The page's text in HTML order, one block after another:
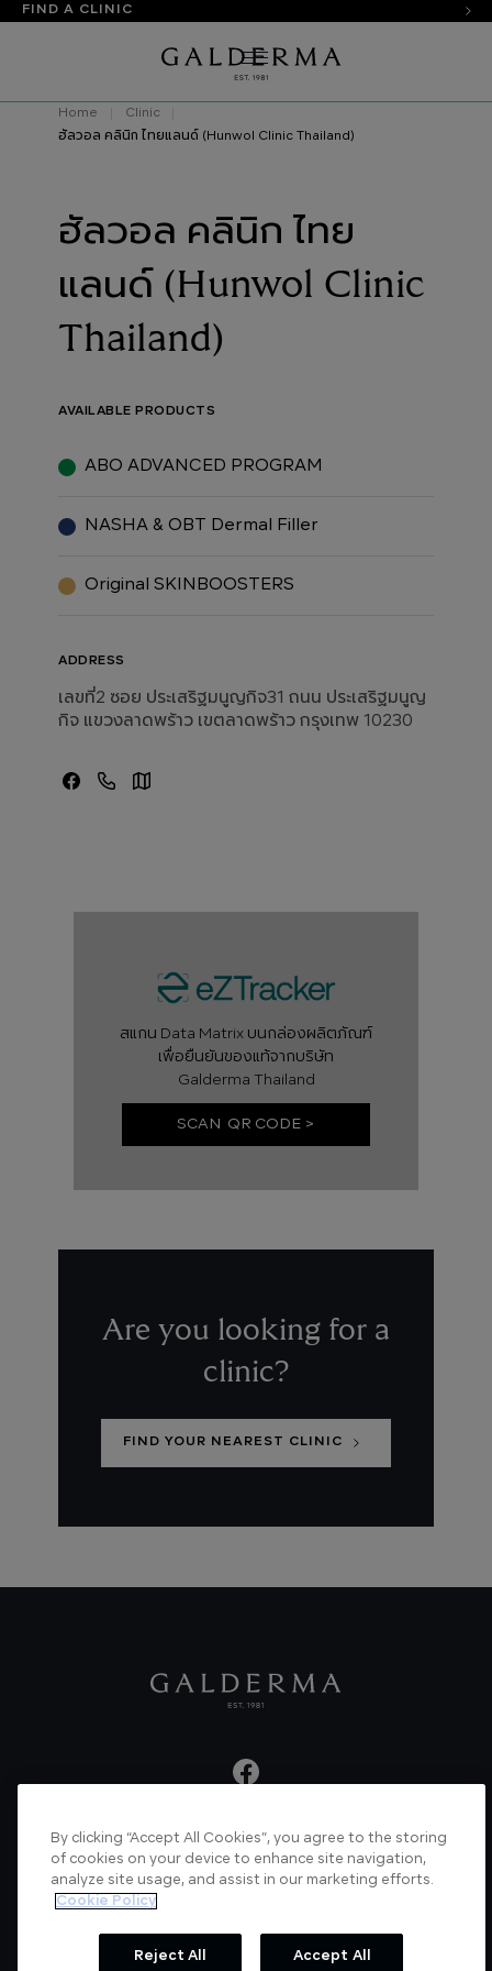
FIND A CLINIC
Home
Clinic
ฮัลวอล คลินิก ไทยแลนด์ (Hunwol Clinic Thailand)
ฮัลวอล คลินิก ไทย
แลนด์ (Hunwol Clinic
Thailand)
AVAILABLE PRODUCTS
ABO ADVANCED PROGRAM
NASHA & OBT Dermal Filler
Original SKINBOOSTERS
ADDRESS
เลขที่2 ซอย ประเสริฐมนูญกิจ31 ถนน ประเสริฐมนูญ
กิจ แขวงลาดพร้าว เขตลาดพร้าว กรุงเทพ 10230
สแกน Data Matrix บนกล่องผลิตภัณฑ์
เพื่อยืนยันของแท้จากบริษัท
Galderma Thailand
SCAN QR CODE >
Are you looking for a
clinic?
FIND YOUR NEAREST CLINIC
About us Articles News Videos
Verified Certificate Contact us
By clicking “Accept All Cookies”, you agree to the storing
of cookies on your device to enhance site navigation,
analyze site usage, and assist in our marketing efforts.
Cookie Policy
Reject All Accept All